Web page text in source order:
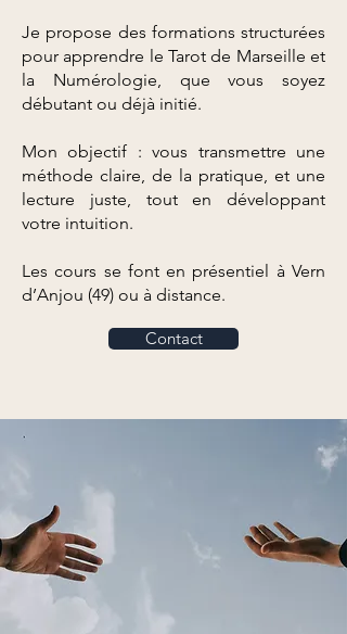
Je propose des formations structurées
pour apprendre le Tarot de Marseille et
la Numérologie, que vous soyez
débutant ou déjà initié.
Mon objectif : vous transmettre une
méthode claire, de la pratique, et une
lecture juste, tout en développant
votre intuition.
Les cours se font en présentiel à Vern
d’Anjou (49) ou à distance.
Contact